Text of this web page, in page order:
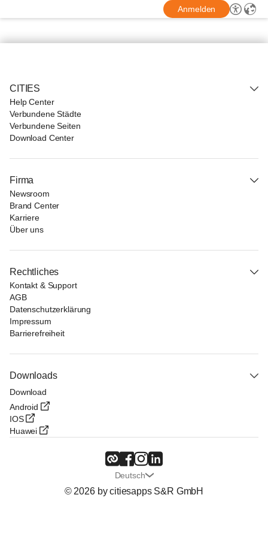
Anmelden
CITIES
Help Center
Verbundene Städte
Verbundene Seiten
Download Center
Firma
Newsroom
Brand Center
Karriere
Über uns
Rechtliches
Kontakt & Support
AGB
Datenschutzerklärung
Impressum
Barrierefreiheit
Downloads
Download
Android
IOS
Huawei
Deutsch
© 2026 by citiesapps S&R GmbH